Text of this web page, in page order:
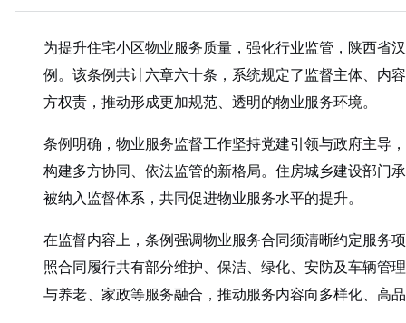
为提升住宅小区物业服务质量，强化行业监管，陕西省
例。该条例共计六章六十条，系统规定了监督主体、内
方权责，推动形成更加规范、透明的物业服务环境。
条例明确，物业服务监督工作坚持党建引领与政府主导
构建多方协同、依法监管的新格局。住房城乡建设部门
被纳入监督体系，共同促进物业服务水平的提升。
在监督内容上，条例强调物业服务合同须清晰约定服务
照合同履行共有部分维护、保洁、绿化、安防及车辆管
与养老、家政等服务融合，推动服务内容向多样化、高